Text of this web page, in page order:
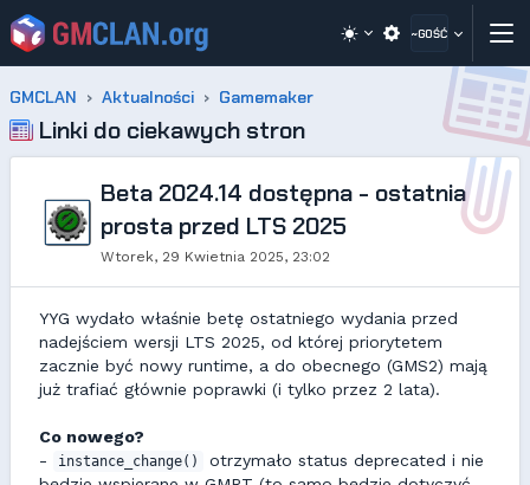
~GOŚĆ
GMCLAN Aktualności Gamemaker
Linki do ciekawych stron
Beta 2024.14 dostępna - ostatnia
prosta przed LTS 2025
Wtorek, 29 Kwietnia 2025, 23:02
YYG wydało właśnie betę ostatniego wydania przed
nadejściem wersji LTS 2025, od której priorytetem
zacznie być nowy runtime, a do obecnego (GMS2) mają
już trafiać głównie poprawki (i tylko przez 2 lata).
Co nowego?
-
instance_change()
otrzymało status deprecated i nie